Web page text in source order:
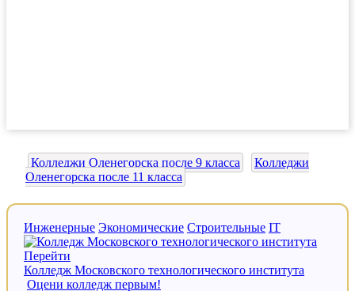
Колледжи Оленегорска после 9 класса
Колледжи
Оленегорска после 11 класса
Инженерные Экономические Строительные IT
Перейти
Колледж Московского технологического института
Оцени колледж первым!